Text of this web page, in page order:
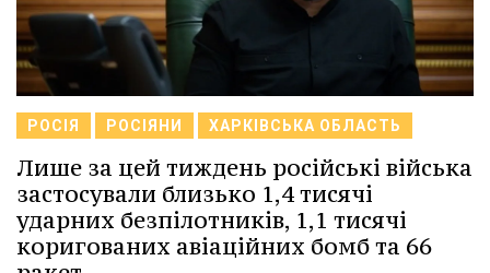
РОСІЯ РОСІЯНИ ХАРКІВСЬКА ОБЛАСТЬ
Лише за цей тиждень російські війська
застосували близько 1,4 тисячі
ударних безпілотників, 1,1 тисячі
коригованих авіаційних бомб та 66